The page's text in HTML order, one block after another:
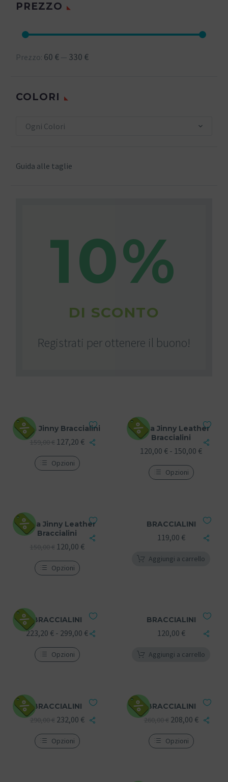
PREZZO
Prezzo: 60 € — 330 €
COLORI
Ogni Colori
Guida alle taglie
10%
DI SCONTO
Registrati per ottenere il buono!
Borsa Jinny Braccialini
159,00€ 127,20 €
Opzioni
Borsa Jinny Leather
Braccialini
120,00 € - 150,00 €
Opzioni
Borsa Jinny Leather
Braccialini
150,00€ 120,00 €
Opzioni
BRACCIALINI
119,00 €
Aggiungi a carrello
BRACCIALINI
223,20 € - 299,00 €
Opzioni
BRACCIALINI
120,00 €
Aggiungi a carrello
BRACCIALINI
290,00€ 232,00 €
Opzioni
BRACCIALINI
260,00€ 208,00 €
Opzioni